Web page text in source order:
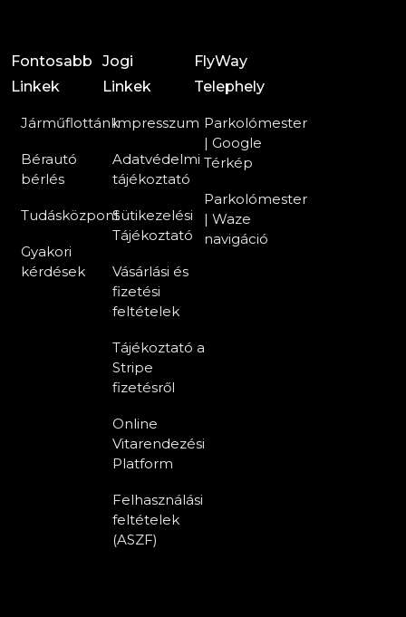
Fontosabb
Linkek
Járműflottánk
Bérautó
bérlés
Tudásközpont
Gyakori
kérdések
Jogi
Linkek
Impresszum
Adatvédelmi
tájékoztató
Sütikezelési
Tájékoztató
Vásárlási és
fizetési
feltételek
Tájékoztató a
Stripe
fizetésről
Online
Vitarendezési
Platform
Felhasználási
feltételek
(ASZF)
FlyWay
Telephely
Parkolómester
| Google
Térkép
Parkolómester
| Waze
navigáció